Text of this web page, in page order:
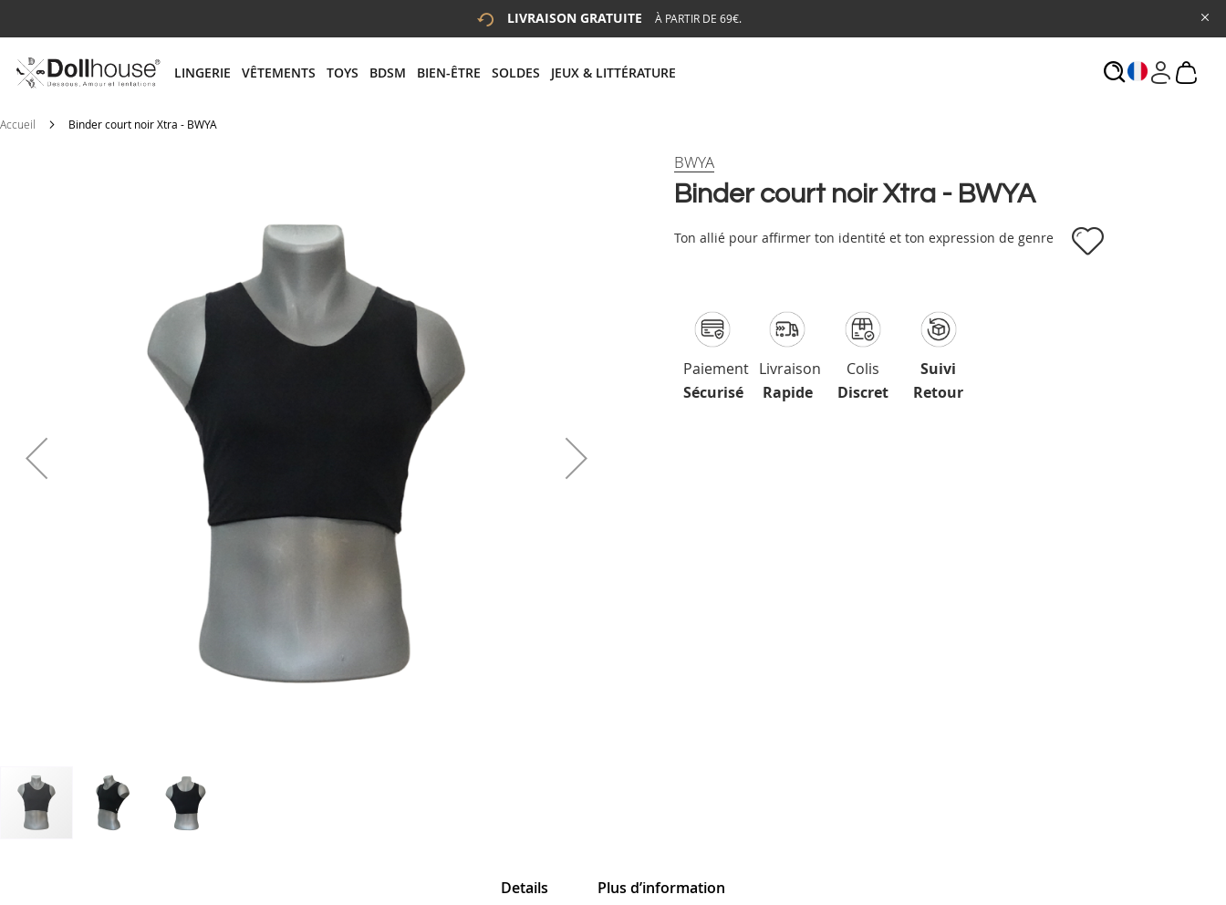
LIVRAISON GRATUITE À PARTIR DE 69€.
LINGERIE VÊTEMENTS TOYS BDSM BIEN-ÊTRE SOLDES JEUX & LITTÉRATURE
# ENTREZ AU MOINS 3 CARACTÈRES POUR LANCER LA RECHERCHE
Accueil Binder court noir Xtra - BWYA
Binder court noir Xtra - BWYA
BWYA
Ton allié pour affirmer ton identité et ton expression de genre
Paiement
Sécurisé
Livraison
Rapide
Colis
Discret
Suivi
Retour
Details Plus d’information